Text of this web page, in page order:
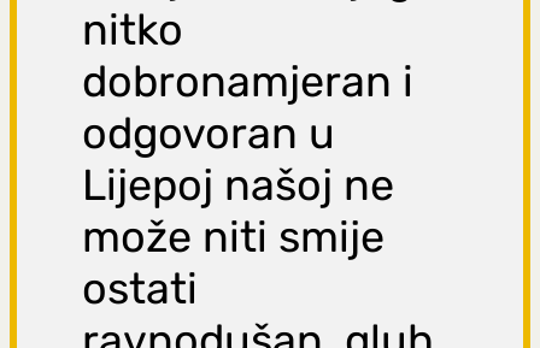
nitko
dobronamjeran i
odgovoran u
Lijepoj našoj ne
može niti smije
ostati